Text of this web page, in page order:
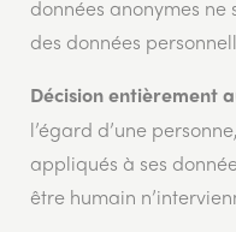
données anonymes ne
des données
Décision entièrement
l’égard d’une
appliqués à ses
être humain